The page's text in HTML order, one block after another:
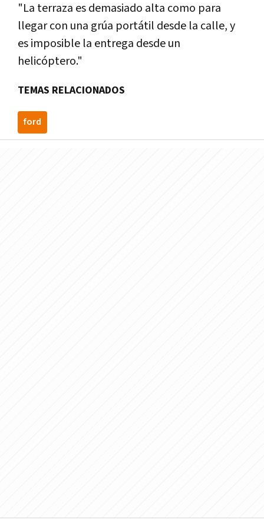
"La terraza es demasiado alta como para
llegar con una grúa portátil desde la calle, y
es imposible la entrega desde un
helicóptero."
TEMAS RELACIONADOS
ford